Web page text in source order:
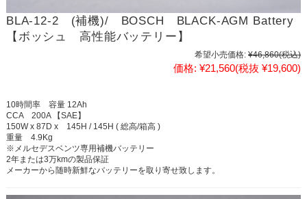
BLA-12-2 (補機)/ BOSCH BLACK-AGM Battery
【ボッシュ 高性能バッテリー】
希望小売価格: ¥46,860(税込)
価格: ¥21,560(税抜 ¥19,600)
10時間率 容量 12Ah
CCA 200A 【SAE】
150W x 87D x 145H / 145H ( 総高/箱高 )
重量 4.9Kg
※メルセデスベンツ専用補機バッテリー
2年または3万kmの製品保証
メーカーから随時新鮮なバッテリーを取り寄せ致します。